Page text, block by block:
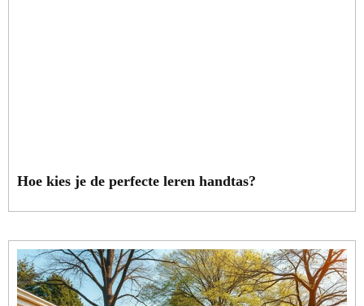
Hoe kies je de perfecte leren handtas?